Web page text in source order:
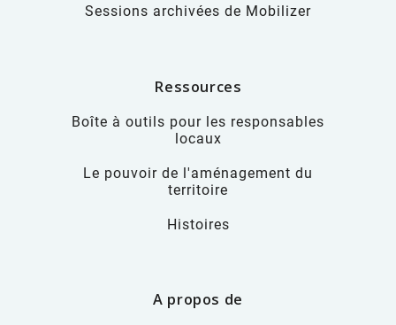
Sessions archivées de Mobilizer
Ressources
Boîte à outils pour les responsables
locaux
Le pouvoir de l'aménagement du
territoire
Histoires
A propos de